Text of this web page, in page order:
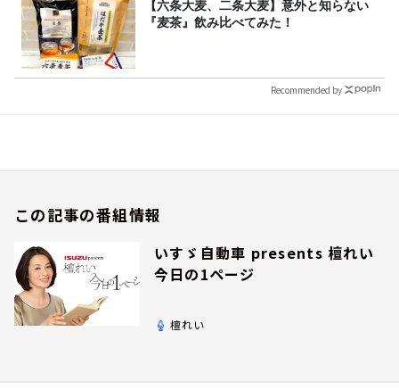
【六条大麦、二条大麦】意外と知らない
『麦茶』飲み比べてみた！
Recommended by
この記事の番組情報
いすゞ自動車 presents 檀れい
今日の1ページ
檀れい